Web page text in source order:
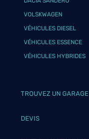
VOLSKWAGEN
VÉHICULES DIESEL
VÉHICULES ESSENCE
VÉHICULES HYBRIDES
TROUVEZ UN GARAGE
DEVIS